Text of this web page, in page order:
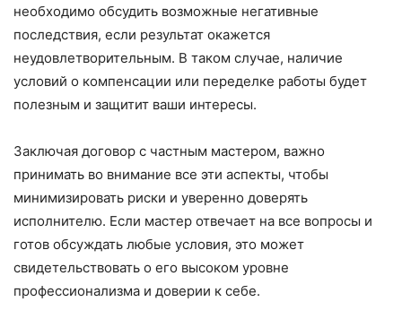
необходимо обсудить возможные негативные
последствия, если результат окажется
неудовлетворительным. В таком случае, наличие
условий о компенсации или переделке работы будет
полезным и защитит ваши интересы.
Заключая договор с частным мастером, важно
принимать во внимание все эти аспекты, чтобы
минимизировать риски и уверенно доверять
исполнителю. Если мастер отвечает на все вопросы и
готов обсуждать любые условия, это может
свидетельствовать о его высоком уровне
профессионализма и доверии к себе.